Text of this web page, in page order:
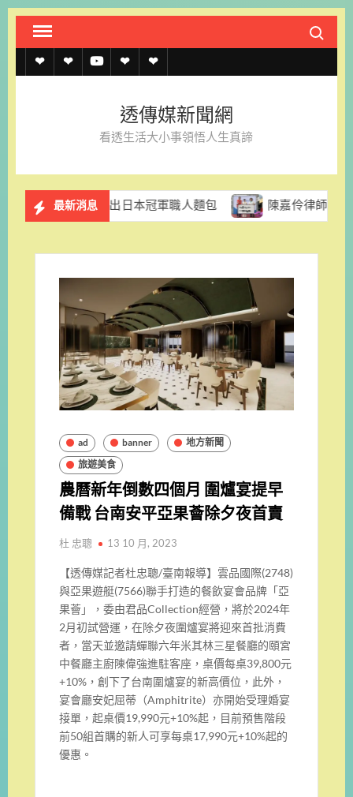
Skip
content
Search
透
約
透
上
記
透 聯
我
官
LINE
透傳媒新聞網
看透生活大小事領悟人生真諦
最新消息
推出日本冠軍職人麵包 陳嘉伶律師創立易勝法律事務
ad banner
地方新聞
旅遊美食
農曆新年倒數四個月 圍爐宴提早
備戰 台南安平亞果薈除夕夜首賣
杜 忠聰 13 10 月, 2023
【透傳媒記者杜忠聰/臺南報導】雲品國際(2748)
與亞果遊艇(7566)聯手打造的餐飲宴會品牌「亞
果薈」，委由君品Collection經營，將於2024年
2月初試營運，在除夕夜圍爐宴將迎來首批消費
者，當天並邀請蟬聯六年米其林三星餐廳的頤宮
中餐廳主廚陳偉強進駐客座，桌價每桌39,800元
+10%，創下了台南圍爐宴的新高價位，此外，
宴會廳安妃屈蒂（Amphitrite）亦開始受理婚宴
接單，起桌價19,990元+10%起，目前預售階段
前50組首購的新人可享每桌17,990元+10%起的
優惠。